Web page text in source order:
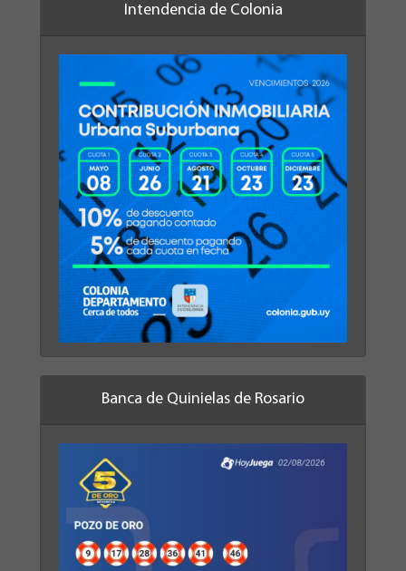
Intendencia de Colonia
Banca de Quinielas de Rosario